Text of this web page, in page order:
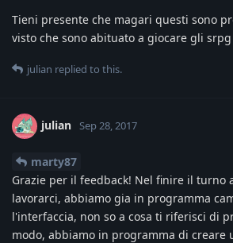
Tieni presente che magari questi sono
visto che sono abituato a giocare gli
julian replied to this.
julian Sep 28, 2017
marty87
Grazie per il feedback! Nel finire il turno
lavorarci, abbiamo gia in programma
l'interfaccia, non so a cosa ti riferisci di
modo, abbiamo in programma di creare